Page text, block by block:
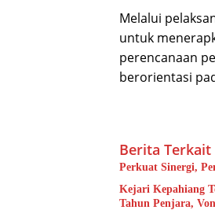
Melalui
untuk
perencanaan
berorientasi
Berita Terkait
Perkuat Sinergi,
Kejari Kepahiang
Tahun Penjara,